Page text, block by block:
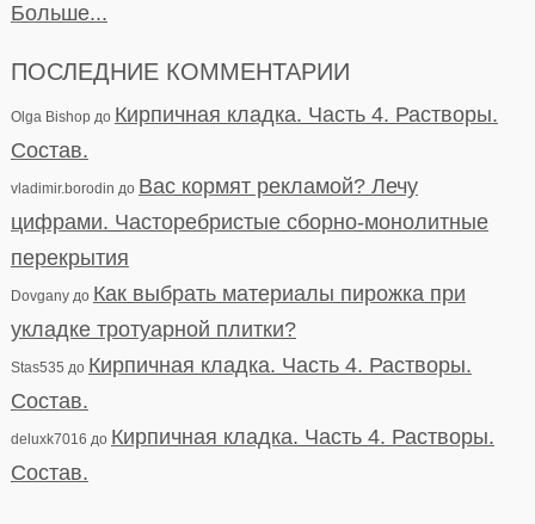
Больше...
ПОСЛЕДНИЕ КОММЕНТАРИИ
Olga Bishopдо Кирпичная кладка. Часть 4. Растворы.
Состав.
vladimir.borodin до Вас кормят рекламой? Лечу
цифрами. Часторебристые сборно-монолитные
перекрытия
Dovganyдо Как выбрать материалы пирожка при
укладке тротуарной плитки?
Stas535 до Кирпичная кладка. Часть 4. Растворы.
Состав.
deluxk7016 до Кирпичная кладка. Часть 4. Растворы.
Состав.